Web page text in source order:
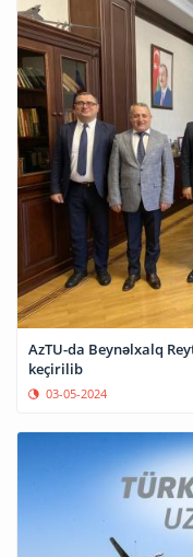
AzTU-da Beynəlxalq
keçirilib
03-05-2024